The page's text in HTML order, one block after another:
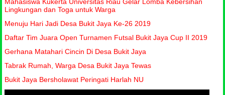
Lingkungan dan Toga untuk Warga
Menuju Hari Jadi Desa Bukit Jaya Ke-26 2019
Daftar Tim Juara Open Turnamen Futsal Bukit Jaya Cup II 2019
Gerhana Matahari Cincin Di Desa Bukit Jaya
Tabrak Rumah, Warga Desa Bukit Jaya Tewas
Bukit Jaya Bersholawat Peringati Harlah NU